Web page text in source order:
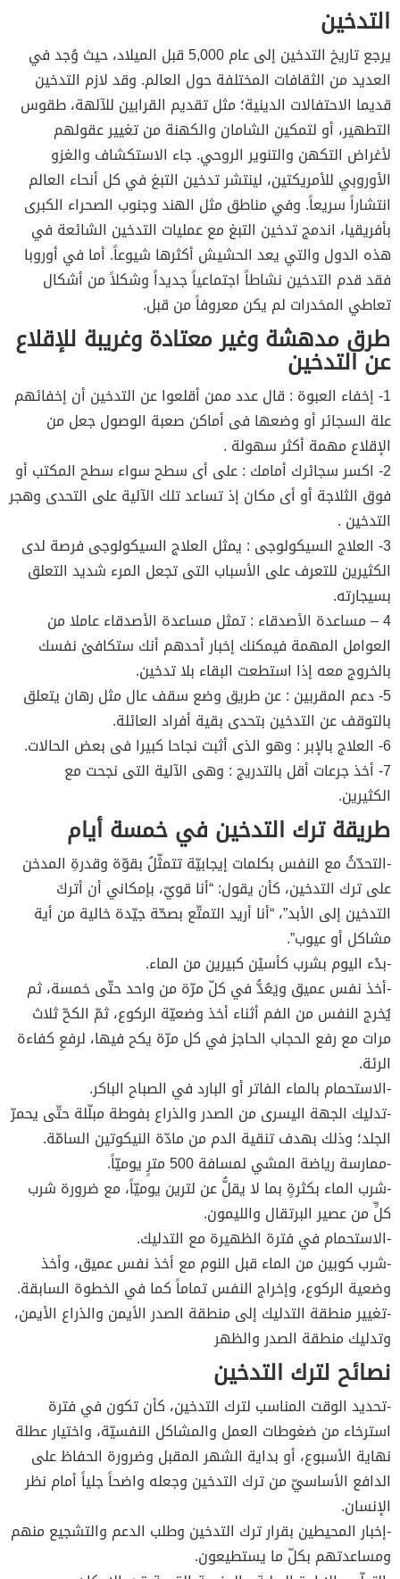
التدخين
يرجع تاريخ التدخين إلى عام 5,000 قبل الميلاد، حيث وُجد في
العديد من الثقافات المختلفة حول العالم. وقد لازم التدخين
قديما الاحتفالات الدينية؛ مثل تقديم القرابين للآلهة، طقوس
التطهير، أو لتمكين الشامان والكهنة من تغيير عقولهم
لأغراض التكهن والتنوير الروحي. جاء الاستكشاف والغزو
الأوروبي للأمريكتين، لينتشر تدخين التبغ في كل أنحاء العالم
انتشاراً سريعاً. وفي مناطق مثل الهند وجنوب الصحراء الكبرى
بأفريقيا، اندمج تدخين التبغ مع عمليات التدخين الشائعة في
هذه الدول والتي يعد الحشيش أكثرها شيوعاً. أما في أوروبا
فقد قدم التدخين نشاطاً اجتماعياً جديداً وشكلاً من أشكال
تعاطي المخدرات لم يكن معروفاً من قبل.
طرق مدهشة وغير معتادة وغريبة للإقلاع
عن التدخين
1- إخفاء العبوة : قال عدد ممن أقلعوا عن التدخين أن إخفائهم
علة السجائر أو وضعها فى أماكن صعبة الوصول جعل من
الإقلاع مهمة أكثر سهولة .
2- اكسر سجائرك أمامك : على أى سطح سواء سطح المكتب أو
فوق الثلاجة أو أى مكان إذ تساعد تلك الآلية على التحدى وهجر
التدخين .
3- العلاج السيكولوجى : يمثل العلاج السيكولوجى فرصة لدى
الكثيرين للتعرف على الأسباب التى تجعل المرء شديد التعلق
بسيجارته.
4 – مساعدة الأصدقاء : تمثل مساعدة الأصدقاء عاملا من
العوامل المهمة فيمكنك إخبار أحدهم أنك ستكافئ نفسك
بالخروج معه إذا استطعت البقاء بلا تدخين.
5- دعم المقربين : عن طريق وضع سقف عال مثل رهان يتعلق
بالتوقف عن التدخين بتحدى بقية أفراد العائلة.
6- العلاج بالإبر : وهو الذى أثبت نجاحا كبيرا فى بعض الحالات.
7- أخذ جرعات أقل بالتدريج : وهى الآلية التى نجحت مع
الكثيرين.
طريقة ترك التدخين في خمسة أيام
-التحدّثُ مع النفس بكلمات إيجابيّة تتمثّلُ بقوّة وقدرةِ المدخن
على ترك التدخين، كأن يقول: “أنا قويّ، بإمكاني أن أتركَ
التدخين إلى الأبد”، “أنا أريد التمتّع بصحّة جيّدة خالية من أية
مشاكل أو عيوب”.
-بدْء اليوم بشرب كأسيْن كبيرين من الماء.
-أخذ نفس عميق ويَعُدُّ في كلّ مرّة من واحد حتّى خمسة، ثم
يُخرج النفس من الفم أثناء أخذ وضعيّة الركوع، ثمّ الكحّ ثلاث
مرات مع رفع الحجاب الحاجز في كل مرّة يكح فيها، لرفعِ كفاءة
الرئة.
-الاستحمام بالماء الفاتر أو البارد في الصباح الباكر.
-تدليك الجهة اليسرى من الصدر والذراع بفوطة مبلّلة حتّى يحمرّ
الجلد؛ وذلك بهدف تنقية الدم من مادّة النيكوتين السامّة.
-ممارسة رياضة المشي لمسافة 500 مترٍ يوميّاً.
-شرب الماء بكثرةٍ بما لا يقلُّ عن لترين يوميّاً، مع ضرورة شرب
كلٍّ من عصير البرتقال والليمون.
-الاستحمام في فترة الظهيرة مع التدليك.
-شرب كوبين من الماء قبل النوم مع أخذ نفس عميق، وأخذ
وضعية الركوع، وإخراج النفس تماماً كما في الخطوة السابقة.
-تغيير منطقة التدليك إلى منطقة الصدر الأيمن والذراع الأيمن،
وتدليك منطقة الصدر والظهر
نصائح لترك التدخين
-تحديد الوقت المناسب لترك التدخين، كأن تكون في فترة
استرخاء من ضغوطات العمل والمشاكل النفسيّة، واختيار عطلة
نهاية الأسبوع، أو بداية الشهر المقبل وضرورة الحفاظ على
الدافع الأساسيّ من ترك التدخين وجعله واضحاً جلياً أمام نظر
الإنسان.
-إخبار المحيطين بقرار ترك التدخين وطلب الدعم والتشجيع منهم
ومساعدتهم بكلّ ما يستطيعون.